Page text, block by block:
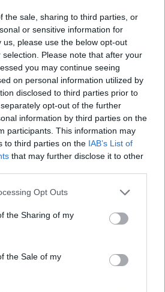
the sale, sharing to third parties, or
or sensitive information for
please use the below opt-out
Please note that after your
you may continue seeing
on personal information utilized by
disclosed to third parties prior to
opt-out of the further
information by third parties on the
participants. This information may
to third parties on the IAB’s List of
that may further disclose it to other
app uses one or more Google
usage behaviour. You may click to
Google and its third-party tags to
specified purposes in below Google
Opt Outs
the Sharing of my
the Sale of my
Σπίτια έγιναν
μέσα σε ΙΧ
ξέσπασε σε δασική περιοχή ενώ
Ενεργοποιήθηκε ο
της Ευρωπαϊκής Ένωσης.
Συντακτική
Ομάδα
Flash.gr